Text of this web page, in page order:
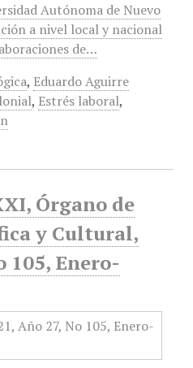
Autónoma de Nuevo
a nivel local y nacional
de…
, Eduardo Aguirre
, Estrés laboral,
Órgano de
y Cultural,
105, Enero-